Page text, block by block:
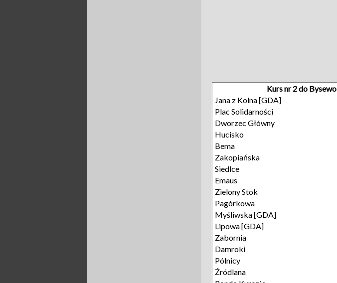
Kurs nr 2 do Bysewo
Jana z Kolna [GDA]
Plac Solidarności
Dworzec Główny
Hucisko
Bema
Zakopiańska
Siedlce
Emaus
Zielony Stok
Pagórkowa
Myśliwska [GDA]
Lipowa [GDA]
Zabornia
Damroki
Pólnicy
Źródlana